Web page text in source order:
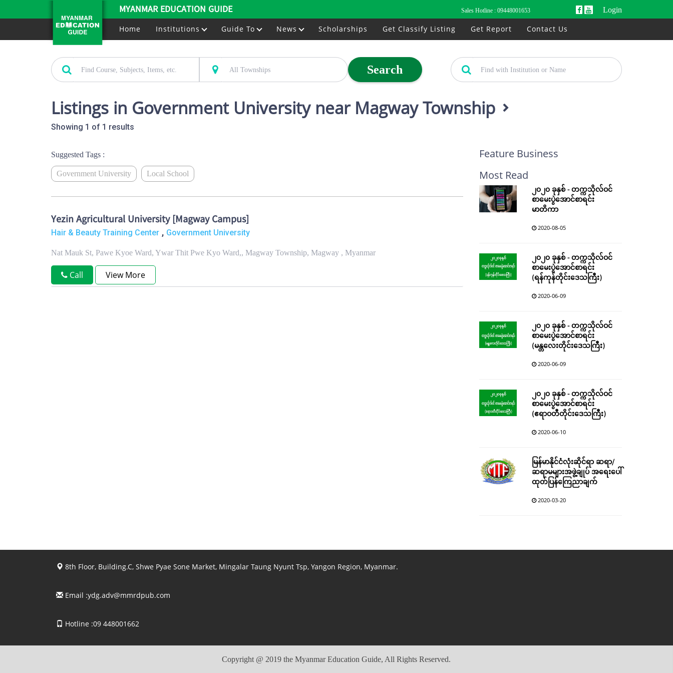
MYANMAR EDUCATION GUIDE Sales Hotline : 09448001653 Login
Home Institutions Guide To News Scholarships Get Classify Listing Get Report Contact Us
Search
Listings in Government University near Magway Township
Showing 1 of 1 results
Suggested Tags :
Government University Local School
Yezin Agricultural University [Magway Campus]
Hair & Beauty Training Center , Government University
Nat Mauk St, Pawe Kyoe Ward, Ywar Thit Pwe Kyo Ward,, Magway Township, Magway , Myanmar
Call View More
Feature Business
Most Read
၂၀၂၀ ခုနှစ် - တက္ကသိုလ်ဝင်
စာမေးပွဲအောင်စာရင်း
မာတိကာ
2020-08-05
၂၀၂၀ ခုနှစ် - တက္ကသိုလ်ဝင်
စာမေးပွဲအောင်စာရင်း
(ရန်ကုန်တိုင်းဒေသကြီး)
2020-06-09
၂၀၂၀ ခုနှစ် - တက္ကသိုလ်ဝင်
စာမေးပွဲအောင်စာရင်း
(မန္တလေးတိုင်းဒေသကြီး)
2020-06-09
၂၀၂၀ ခုနှစ် - တက္ကသိုလ်ဝင်
စာမေးပွဲအောင်စာရင်း
(ဧရာဝတီတိုင်းဒေသကြီး)
2020-06-10
မြန်မာနိုင်ငံလုံးဆိုင်ရာ ဆရာ/
ဆရာမများအဖွဲ့ချုပ် အရေးပေါ်
ထုတ်ပြန်ကြေညာချက်
2020-03-20
8th Floor, Building.C, Shwe Pyae Sone Market, Mingalar Taung Nyunt Tsp, Yangon Region, Myanmar.
Email :ydg.adv@mmrdpub.com
Hotline :09 448001662
Copyright @ 2019 the Myanmar Education Guide, All Rights Reserved.